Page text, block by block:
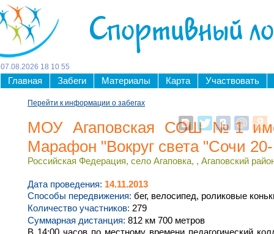
Спортивный
07 08 2026 18 10 56
Главная Забеги Материалы Карта Участвовать
Перейти к информации о забегах
МОУ Агаповская СОШ №1
Марафон "Вокруг света "Сочи
Российская Федерация, село Агаповка, , Агаповский
Дата проведения: 14.11.2013
Способы передвижения: бег, велосипед, роликовые
Количество участников: 279
Суммарная дистанция: 812 км 700 метров